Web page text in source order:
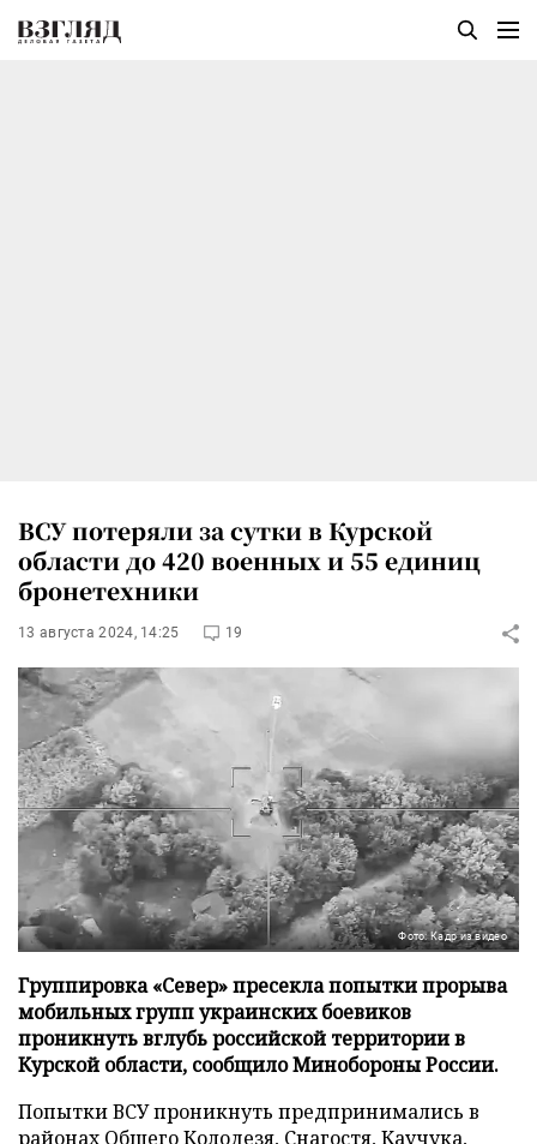
ВСУ потеряли за сутки в Курской
области до 420 военных и 55 единиц
бронетехники
13 августа 2024, 14:25 19
Фото: Кадр из видео
Группировка «Север» пресекла попытки прорыва
мобильных групп украинских боевиков
проникнуть вглубь российской территории в
Курской области, сообщило Минобороны России.
Попытки ВСУ проникнуть предпринимались в
районах Общего Колодезя, Снагостя, Каучука,